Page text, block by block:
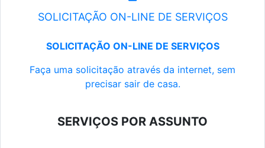
SOLICITAÇÃO ON-LINE DE SERVIÇOS
SOLICITAÇÃO ON-LINE DE SERVIÇOS
Faça uma solicitação através da internet, sem
precisar sair de casa.
SERVIÇOS POR ASSUNTO